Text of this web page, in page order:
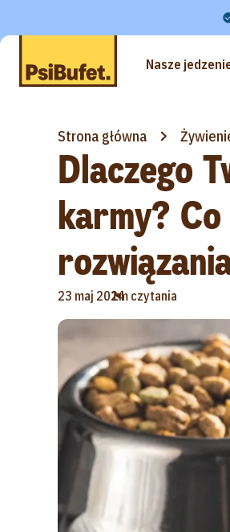
Nasze
Strona główna
Dlaczego
karmy?
23 maj 2024
•
1m czytania